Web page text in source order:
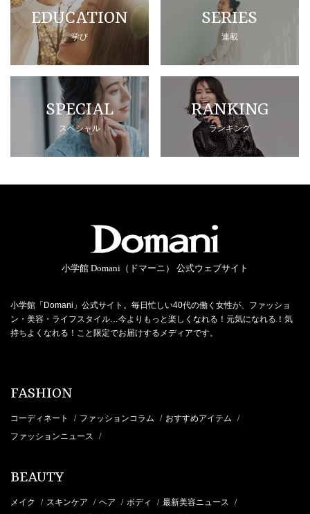
EDUCATION
学び
SERIES
連載
SPECIAL
スペシャル
RANKING
ランキング
小学館 Domani（ドマーニ） 公式ウェブサイト
小学館「Domani」公式サイト。毎日忙しい40代の働く女性が、ファッショ
ン・美容・ライフスタイル…今よりもっと楽しくなれる！元気になれる！気
持ちよくなれる！こと限定でお届けするメディアです。
FASHION
コーディネート / ファッションコラム / おすすめアイテム /
ファッションニュース /
BEAUTY
メイク / スキンケア / ヘア / ボディ / 最新美容ニュース /